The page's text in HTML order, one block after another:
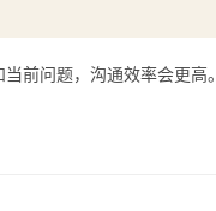
前问题，沟通效率会更高。